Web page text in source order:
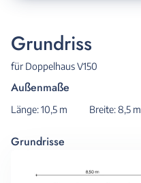
Grundriss
für Doppelhaus V150
Außenmaße
Länge: 10,5 m Breite: 8,5 m
Grundrisse